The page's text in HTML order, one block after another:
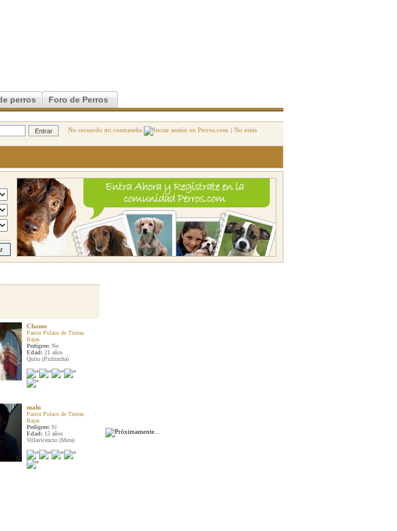
perros Foro de Perros
No recuerdo mi contraseña | No estás
Chamo
Pastor Polaco de Tierras
Bajas
Pedigree: No
Edad: 21 años
Quito (Pichincha)
malu
Pastor Polaco de Tierras
Bajas
Pedigree: Si
Edad: 15 años
Villavicencio (Meta)